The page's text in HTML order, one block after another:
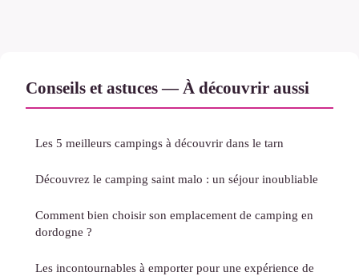
Conseils et astuces — À découvrir aussi
Les 5 meilleurs campings à découvrir dans le tarn
Découvrez le camping saint malo : un séjour inoubliable
Comment bien choisir son emplacement de camping en
dordogne ?
Les incontournables à emporter pour une expérience de